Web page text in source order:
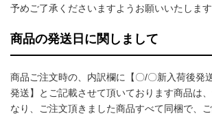
予めご了承くださいますようお願いいたします
商品の発送日に関しまして
商品ご注文時の、内訳欄に【〇/〇新入荷後発
発送】とご記載させて頂いております商品は
なり、ご注文頂きました商品すべて同梱で、